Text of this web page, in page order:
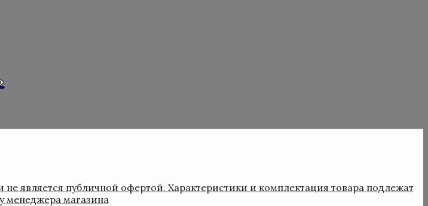
является публичной офертой. Характеристики и комплектация товара подлежат
менеджера магазина